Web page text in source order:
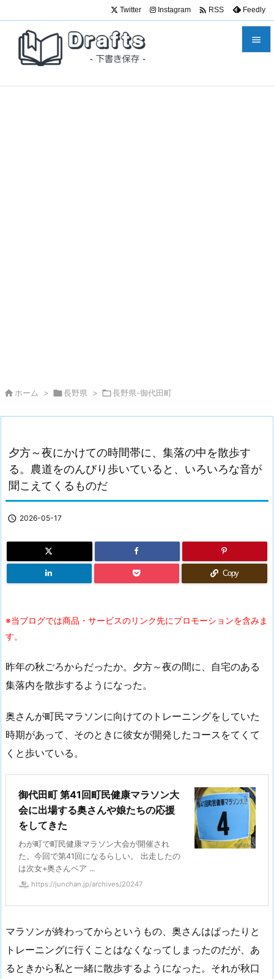

Twitter Instagram  RSS Feedly
 ホーム > 長野県 > 長野県-御代田町
夕方～夜にかけての時間帯に、集落の中を散歩す
る。農道をのんびり歩いていると、いろいろな音が
聞こえてくるものだ
 2026-05-17
Copy
※当ブログでは商品・サービスのリンク先にプロモーションを含みま
す。
昨年の秋ごろからだったか。夕方～夜の間に、自宅のある
集落内を散歩するようになった。
奥さんが町民マラソンに向けてのトレーニングをしていた
時期があって、そのときに彼女が開発したコースをてくて
くと歩いている。
御代田町 第41回町民健康マラソン大
会に出場する奥さんや娘たちの応援
をしてきた
わが町で町民健康マラソン大会が開催され
た。今回で第41回になるらしい。 出走したの
は次女+奥さんペア ...
https://junchan.jp/archives/20247
マラソンが終わってからというもの、奥さんはぱったりと
トレーニングに行くことはなくなってしまったのだが、あ
るときから私と一緒に散歩するようになった。それが秋口